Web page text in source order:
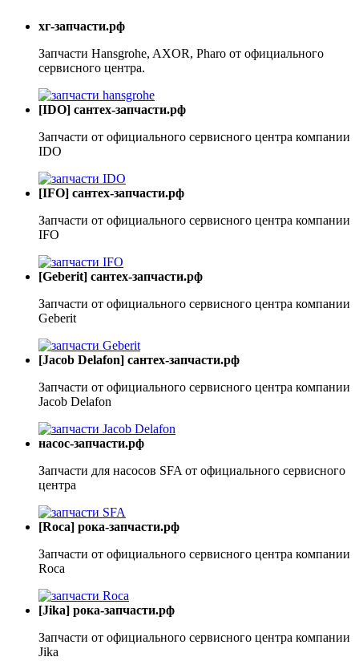
хг-запчасти.рф
Запчасти Hansgrohe, AXOR, Pharo от официального
сервисного центра.
[IDO] сантех-запчасти.рф
Запчасти от официального сервисного центра компании
IDO
[IFO] сантех-запчасти.рф
Запчасти от официального сервисного центра компании
IFO
[Geberit] сантех-запчасти.рф
Запчасти от официального сервисного центра компании
Geberit
[Jacob Delafon] сантех-запчасти.рф
Запчасти от официального сервисного центра компании
Jacob Delafon
насос-запчасти.рф
Запчасти для насосов SFA от официального сервисного
центра
[Roca] рока-запчасти.рф
Запчасти от официального сервисного центра компании
Roca
[Jika] рока-запчасти.рф
Запчасти от официального сервисного центра компании
Jika